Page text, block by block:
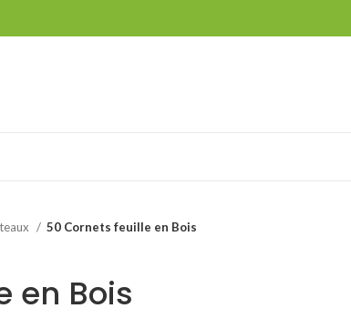
50 Cornets feuille en Bois
en Bois